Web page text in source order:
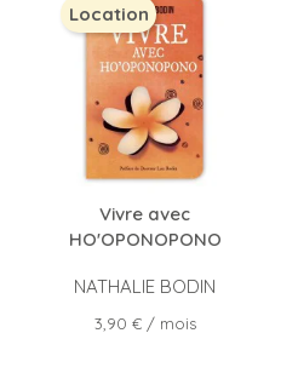
Vivre avec
HO'OPONOPONO
NATHALIE BODIN
Prix
3,90 €/ mois
Location